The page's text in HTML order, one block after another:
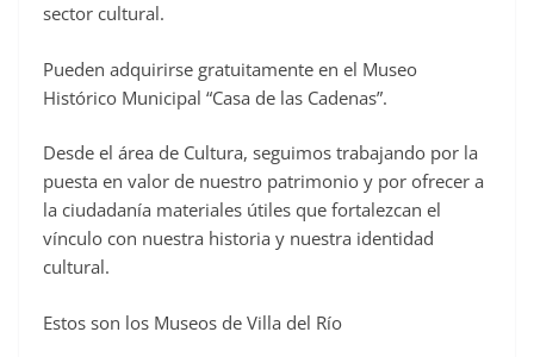
sector cultural.
Pueden adquirirse gratuitamente en el Museo
Histórico Municipal “Casa de las Cadenas”.
Desde el área de Cultura, seguimos trabajando por la
puesta en valor de nuestro patrimonio y por ofrecer a
la ciudadanía materiales útiles que fortalezcan el
vínculo con nuestra historia y nuestra identidad
cultural.
Estos son los Museos de Villa del Río